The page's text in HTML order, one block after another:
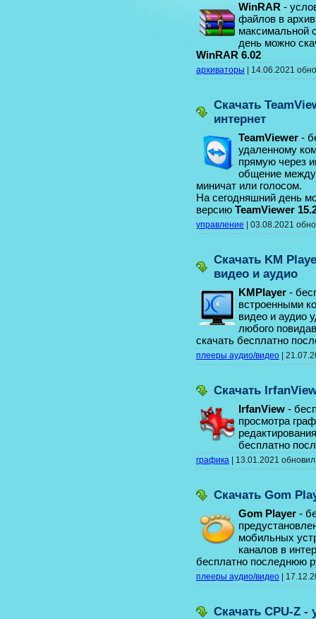
WinRAR -
файлов в
максимальной
день можно
WinRAR 6.02
архиваторы 14.06.2021
Скачать
интернет
TeamViewer -
удаленному
прямую через
общение между
миничат или голосом.
На сегодняшний день
версию TeamViewer
управление 03.08.2021
Скачать KM
видео и аудио
KMPlayer -
встроенными
видео и аудио
любого
скачать бесплатно
плееры аудио/видео
Скачать
IrfanView -
просмотра
бесплатно
графика 13.01.2021
Скачать Gom
Gom Player -
мобильных
каналов в
бесплатно последнюю
плееры аудио/видео
Скачать CPU-Z -